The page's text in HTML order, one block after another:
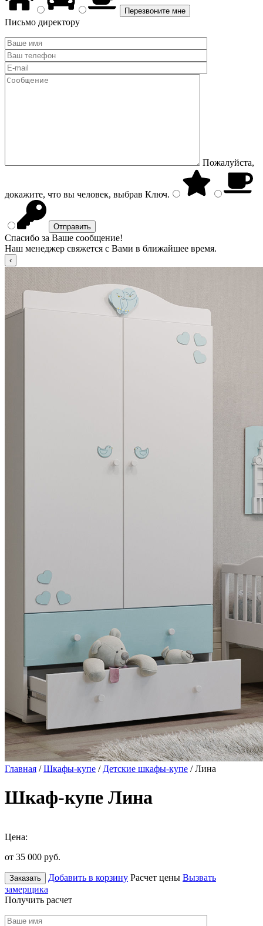
Письмо директору
Пожалуйста,
докажите, что вы человек, выбрав Ключ.
Спасибо за Ваше сообщение!
Наш менеджер свяжется с Вами в ближайшее время.
Главная /Шкафы-купе / Детские шкафы-купе / Лина
Шкаф-купе Лина
Цена:
от 35 000 руб.
Заказать Добавить в корзину Расчет цены Вызвать
замерщика
Получить расчет